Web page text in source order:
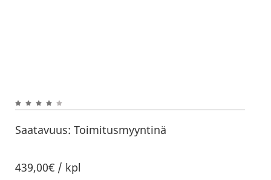
Saatavuus: Toimitusmyyntinä
439,00€ / kpl